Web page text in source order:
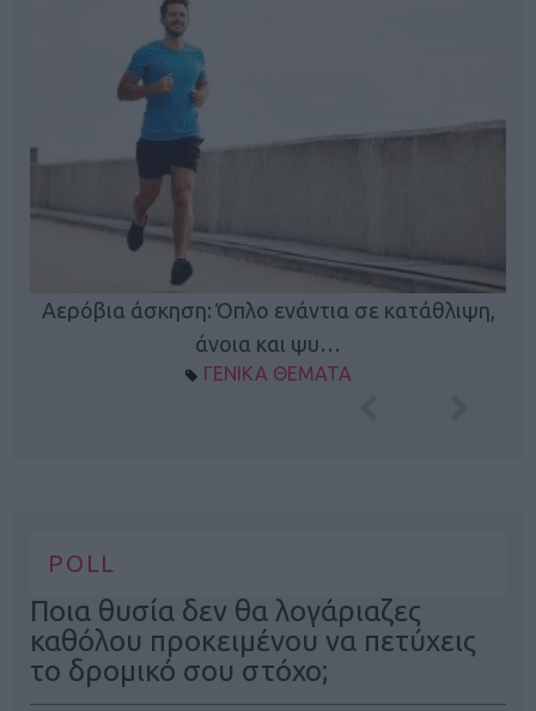
Αερόβια άσκηση: Όπλο ενάντια σε κατάθλιψη,
άνοια και ψυ…
ΓΕΝΙΚΑ ΘΕΜΑΤΑ
POLL
Ποια θυσία δεν θα λογάριαζες
καθόλου προκειμένου να πετύχεις
το δρομικό σου στόχο;